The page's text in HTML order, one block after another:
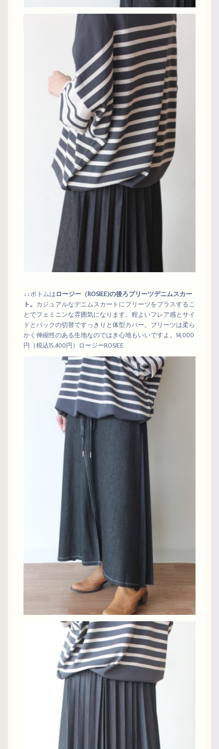
↓↓ボトムはロージー（ROSIEE)の後ろプリーツデニムスカー
ト。 カジュアルなデニムスカートにプリーツをプラスするこ
とでフェミニンな雰囲気になります。程よいフレア感とサイ
ドとバックの切替ですっきりと体型カバー。プリーツは柔ら
かく伸縮性のある生地なのではき心地もいいですよ。14,000
円（税込15,400円）ロージーROSIEE